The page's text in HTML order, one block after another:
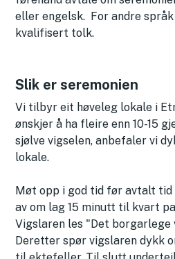
eller engelsk. For andre
kvalifisert tolk.
Slik er seremonien
Vi tilbyr eit høveleg lokale i
ønskjer å ha fleire enn 10-15
sjølve vigselen, anbefaler vi
lokale.
Møt opp i god tid før avtalt tid
av om lag 15 minutt til kvart
Vigslaren les "Det
Deretter spør vigslaren dykk